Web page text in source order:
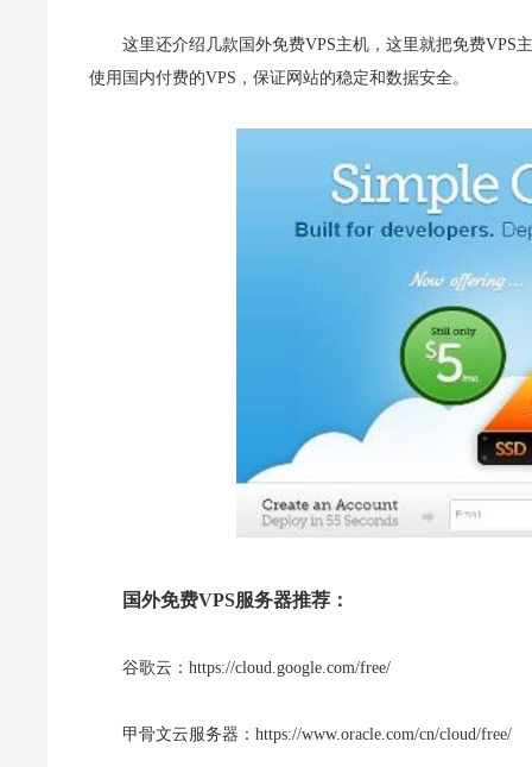
这里还介绍几款国外免费VPS主机，这里就把免费VPS
使用国内付费的VPS，保证网站的稳定和数据安全。
国外免费VPS服务器推荐：
谷歌云：https://cloud.google.com/free/
甲骨文云服务器：https://www.oracle.com/cn/cloud/free/